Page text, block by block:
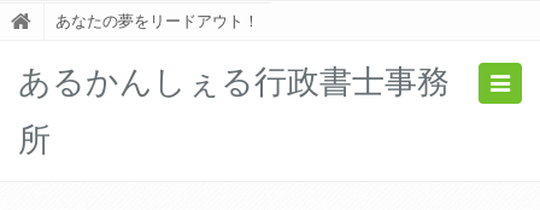
あなたの夢をリードアウト！
あるかんしぇる行政書士事務
所